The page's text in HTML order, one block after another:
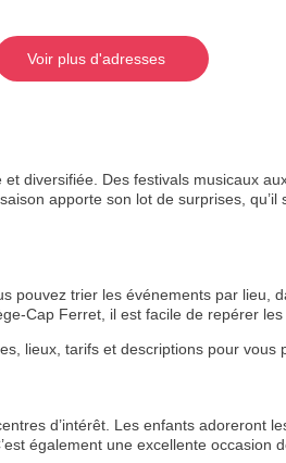
Voir plus d'adresses
diversifiée. Des festivals musicaux
apporte son lot de surprises,
pouvez trier les événements par
Cap Ferret, il est facile de repérer
lieux, tarifs et descriptions pour vous
d’intérêt. Les enfants
également une excellente